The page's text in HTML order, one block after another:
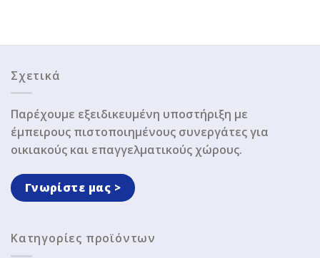
Σχετικά
Παρέχουμε εξειδικευμένη υποστήριξη με
έμπειρους πιστοποιημένους συνεργάτες για
οικιακούς και επαγγελματικούς χώρους.
Γνωρίστε μας >
Κατηγορίες προϊόντων